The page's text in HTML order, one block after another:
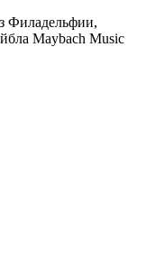
Филадельфии,
Maybach Music